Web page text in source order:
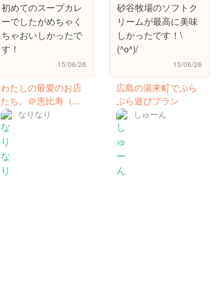
初めてのスープカレ
ーでしたがめちゃく
ちゃおいしかったで
す！
15/06/26
わたしの最愛のお店
たち。＠恵比寿（...
なりなり
砂谷牧場のソフトク
リームが最高に美味
しかったです！\
(^o^)/
15/06/26
広島の湯来町でぷら
ぷら遊びプラン
しゅーん